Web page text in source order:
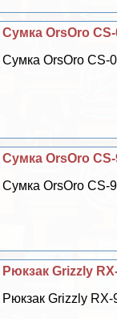
Сумка OrsOro
Сумка OrsOro CS-
Сумка OrsOro
Сумка OrsOro CS-
Рюкзак Grizzly
Рюкзак Grizzly RX-